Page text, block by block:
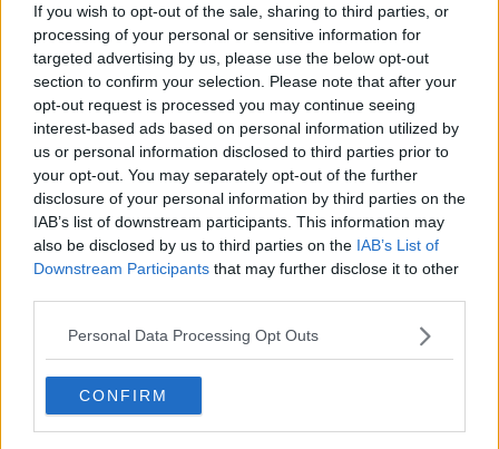
If you wish to opt-out of the sale, sharing to third parties, or
processing of your personal or sensitive information for
targeted advertising by us, please use the below opt-out
section to confirm your selection. Please note that after your
opt-out request is processed you may continue seeing
interest-based ads based on personal information utilized by
us or personal information disclosed to third parties prior to
your opt-out. You may separately opt-out of the further
disclosure of your personal information by third parties on the
IAB’s list of downstream participants. This information may
also be disclosed by us to third parties on the IAB’s List of
Downstream Participants that may further disclose it to other
Personal Data Processing Opt Outs
CONFIRM
Natale 2024
Re e regnanti
A noi interessa il dito non la luna
Come rubare allo stato e vivere felici
Una performance
Il compagno
​Io (allo specchio)
Tramonto
Passato, presente, futuro
La virtù del non fare
Il giorno dei saldi
L'ultimo post
Leggendo l'Eneide
​(In)sicurezza stradale
Il decalogo del politico
Un calcio alla finzione
Mercanti nel tempio
Il disprezzo del mondo
Beneficenza